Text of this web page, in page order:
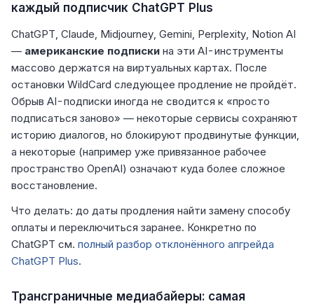
каждый подписчик ChatGPT Plus
ChatGPT, Claude, Midjourney, Gemini, Perplexity, Notion AI
— американские подписки на эти AI-инструменты
массово держатся на виртуальных картах. После
остановки WildCard следующее продление не пройдёт.
Обрыв AI-подписки иногда не сводится к «просто
подписаться заново» — некоторые сервисы сохраняют
историю диалогов, но блокируют продвинутые функции,
а некоторые (например уже привязанное рабочее
пространство OpenAI) означают куда более сложное
восстановление.
Что делать: до даты продления найти замену способу
оплаты и переключиться заранее. Конкретно по
ChatGPT см. полный разбор отклонённого апгрейда
ChatGPT Plus.
Трансграничные медиабайеры: самая